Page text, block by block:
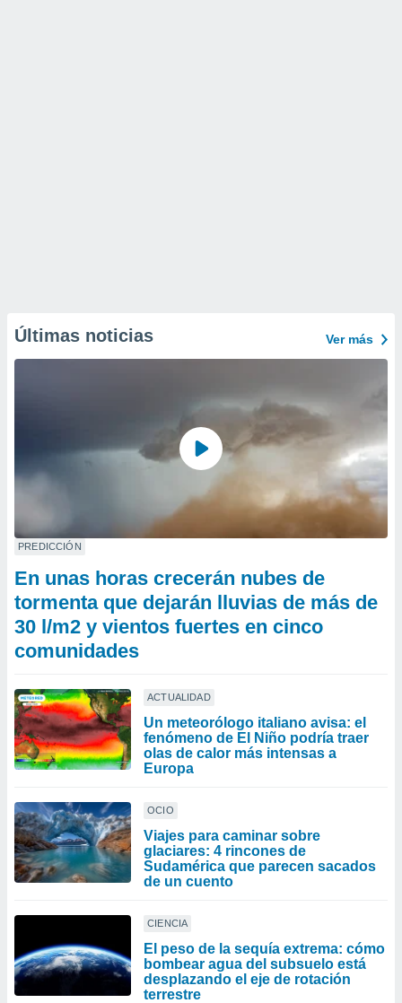
Últimas noticias Ver más
PREDICCIÓN
En unas horas crecerán nubes de
tormenta que dejarán lluvias de más de
30 l/m2 y vientos fuertes en cinco
comunidades
ACTUALIDAD
Un meteorólogo italiano avisa: el
fenómeno de El Niño podría traer
olas de calor más intensas a
Europa
OCIO
Viajes para caminar sobre
glaciares: 4 rincones de
Sudamérica que parecen sacados
de un cuento
CIENCIA
El peso de la sequía extrema: cómo
bombear agua del subsuelo está
desplazando el eje de rotación
terrestre